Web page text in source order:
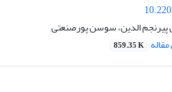
الدین، سوسن پورصنعتی
859.35 K